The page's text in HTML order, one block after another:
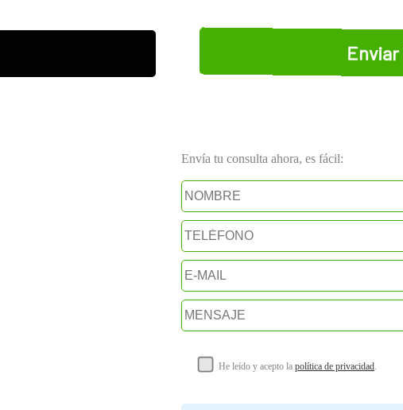
Envía tu consulta ahora, es fácil:
He leído y acepto la política de privacidad.